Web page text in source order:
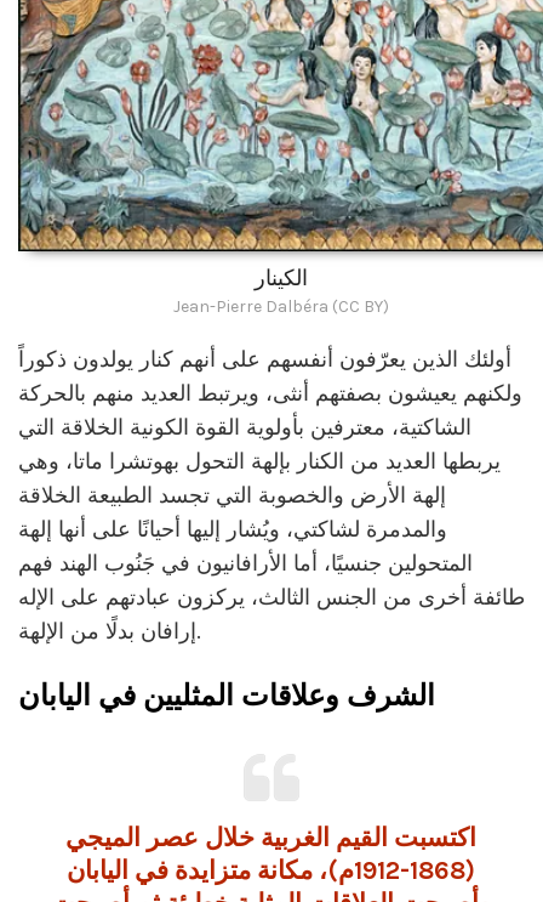
الكينار
Jean-Pierre Dalbéra (CC BY)
أولئك الذين يعرّفون أنفسهم على أنهم كنار يولدون ذكوراً
ولكنهم يعيشون بصفتهم أنثى، ويرتبط العديد منهم بالحركة
الشاكتية، معترفين بأولوية القوة الكونية الخلاقة التي
يربطها العديد من الكنار بإلهة التحول بهوتشرا ماتا، وهي
إلهة الأرض والخصوبة التي تجسد الطبيعة الخلاقة
والمدمرة لشاكتي، ويُشار إليها أحيانًا على أنها إلهة
المتحولين جنسيًا، أما الأرافانيون في جَنُوب الهند فهم
طائفة أخرى من الجنس الثالث، يركزون عبادتهم على الإله
إرافان بدلًا من الإلهة.
الشرف وعلاقات المثليين في اليابان
اكتسبت القيم الغربية خلال عصر الميجي
(1868-1912م)، مكانة متزايدة في اليابان